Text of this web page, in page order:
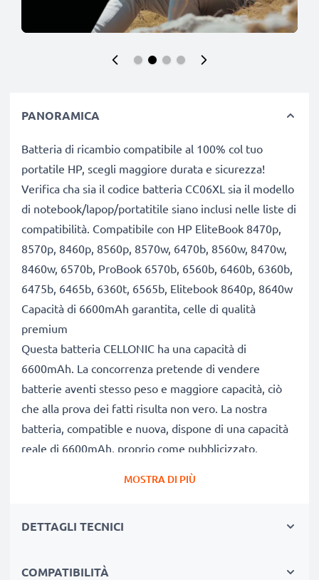
PANORAMICA
Batteria di ricambio compatibile al 100% col tuo
portatile HP, scegli maggiore durata e sicurezza!
Verifica cha sia il codice batteria CC06XL sia il modello
di notebook/lapop/portatitile siano inclusi nelle liste di
compatibilità. Compatibile con HP EliteBook 8470p,
8570p, 8460p, 8560p, 8570w, 6470b, 8560w, 8470w,
8460w, 6570b, ProBook 6570b, 6560b, 6460b, 6360b,
6475b, 6465b, 6360t, 6565b, Elitebook 8640p, 8640w
Capacità di 6600mAh garantita, celle di qualità
premium
Questa batteria CELLONIC ha una capacità di
6600mAh. La concorrenza pretende di vendere
batterie aventi stesso peso e maggiore capacità, ciò
che alla prova dei fatti risulta non vero. La nostra
batteria, compatible e nuova, dispone di una capacità
reale di 6600mAh, proprio come pubblicizzato.
potenza & autonomia. Le prestazioni eguagliano o
raggiungendo un altissimo numero di cicli di carica-
MOSTRA DI PIÙ
DETTAGLI TECNICI
COMPATIBILITÀ